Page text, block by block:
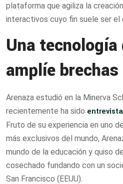
plataforma que agiliza la
interactivos cuyo fin suele ser el
Una tecnología
amplíe brechas
Arenaza estudió en la Minerva
recientemente ha sido
Fruto de su experiencia en uno
más exclusivos del mundo,
mundo de la educación y quiso
cosechado fundando con un
San Francisco (EEUU).